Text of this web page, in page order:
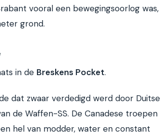
vooral een bewegingsoorlog was,
grond.
in de Breskens Pocket.
dat zwaar verdedigd werd door Duitse
de Waffen-SS. De Canadese troepen
hel van modder, water en constant